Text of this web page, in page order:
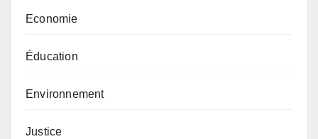
Economie
Éducation
Environnement
Justice